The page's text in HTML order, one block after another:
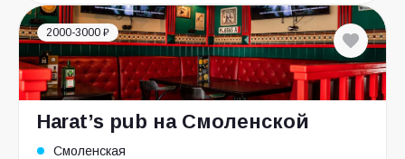
2000-3000 ₽
Harat’s pub на Смоленской
Смоленская